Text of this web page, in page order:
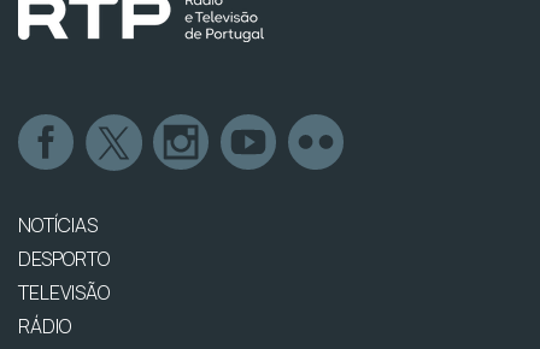
NOTÍCIAS
DESPORTO
TELEVISÃO
RÁDIO